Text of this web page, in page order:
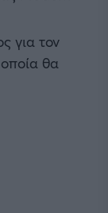
για τον
θα